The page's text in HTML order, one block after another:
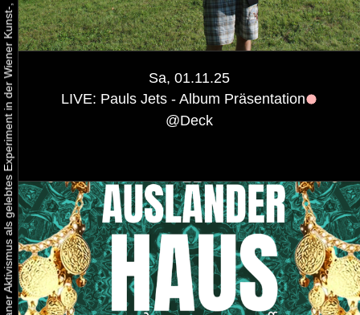
Urbaner Aktivismus als gelebtes Experiment in der Wiener Kunst-, Musik und Clubszene
Sa, 01.11.25
LIVE: Pauls Jets - Album Präsentation
@Deck